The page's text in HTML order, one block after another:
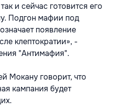
и сейчас готовится его
Подгон мафии под
появление
клептократии», -
"Антимафия".
Мокану говорит, что
кампания будет